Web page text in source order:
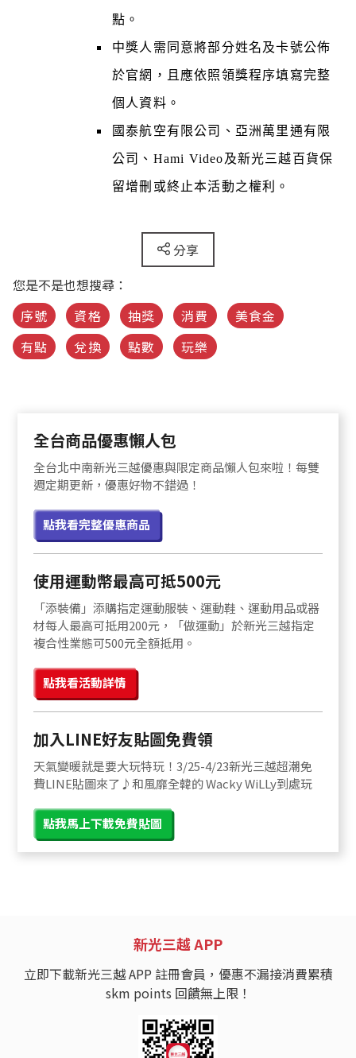
點。
中獎人需同意將部分姓名及卡號公佈
於官網，且應依照領獎程序填寫完整
個人資料。
國泰航空有限公司、亞洲萬里通有限
公司、Hami Video及新光三越百貨保
留增刪或終止本活動之權利。
分享
您是不是也想搜尋：
序號
資格 抽獎 消費
美食金
有點
兌換 點數 玩樂
全台商品優惠懶人包
全台北中南新光三越優惠與限定商品懶人包來啦！每雙
週定期更新，優惠好物不錯過！
點我看完整優惠商品
使用運動幣最高可抵500元
「添裝備」添購指定運動服裝、運動鞋、運動用品或器
材每人最高可抵用200元，「做運動」於新光三越指定
複合性業態可500元全額抵用。
點我看活動詳情
加入LINE好友貼圖免費領
天氣變暖就是要大玩特玩！3/25-4/23新光三越超潮免
費LINE貼圖來了♪和風靡全韓的 Wacky WiLLy到處玩
點我馬上下載免費貼圖
新光三越 APP
立即下載新光三越 APP 註冊會員，優惠不漏接消費累積
skm points 回饋無上限！